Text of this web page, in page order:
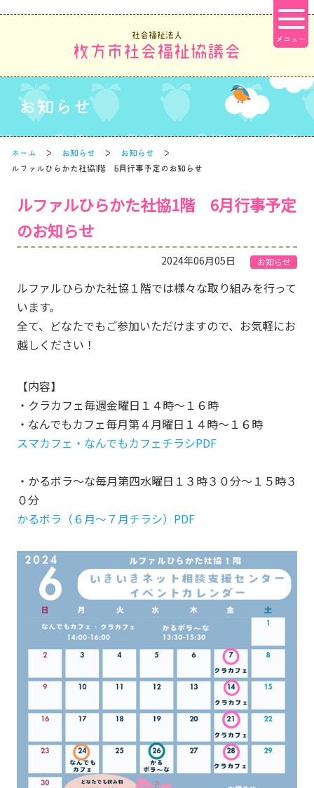
社会福祉法人
枚方市社会福祉協議会
お知らせ
ホーム お知らせ
お知らせ
ルファルひらかた社協1階 6月行事予定のお知らせ
ルファルひらかた社協1階 6月行事予定
のお知らせ
2024年06月05日 お知らせ
ルファルひらかた社協１階では様々な取り組みを行って
います。
全て、どなたでもご参加いただけますので、お気軽にお
越しください！
【内容】
・クラカフェ毎週金曜日１４時～１６時
・なんでもカフェ毎月第４月曜日１４時～１６時
スマカフェ・なんでもカフェチラシPDF
・かるボラ～な毎月第四水曜日１３時３０分～１５時３
０分
かるボラ（６月～７月チラシ）PDF